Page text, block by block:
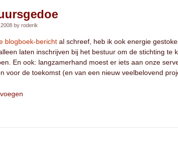
by roderik
blogboek-bericht al schreef, heb ik ook energie
laten inschrijven bij het bestuur om de stichting
En ook: langzamerhand moest er iets aan onze
voor de toekomst (en van een nieuw veelbelovend